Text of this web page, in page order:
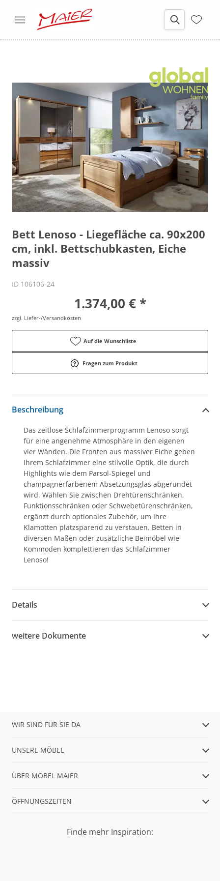
Bett Lenoso - Liegefläche ca. 90x200
cm, inkl. Bettschubkasten, Eiche
massiv
ID 106106-24
1.374,00 € *
zzgl. Liefer-/Versandkosten
Auf die Wunschliste
Fragen zum Produkt
Beschreibung
Das zeitlose Schlafzimmerprogramm Lenoso sorgt
für eine angenehme Atmosphäre in den eigenen
vier Wänden. Die Fronten aus massiver Eiche geben
Ihrem Schlafzimmer eine stilvolle Optik, die durch
Highlights wie dem Parsol-Spiegel und
champagnerfarbenem Absetzungsglas abgerundet
wird. Wählen Sie zwischen Drehtürenschränken,
Funktionsschränken oder Schwebetürenschränken,
ergänzt durch optionales Zubehör, um Ihre
Klamotten platzsparend zu verstauen. Betten in
diversen Maßen oder zusätzliche Beimöbel wie
Kommoden komplettieren das Schlafzimmer
Lenoso!
Details
weitere Dokumente
WIR SIND FÜR SIE DA
UNSERE MÖBEL
ÜBER MÖBEL MAIER
ÖFFNUNGSZEITEN
Finde mehr Inspiration: